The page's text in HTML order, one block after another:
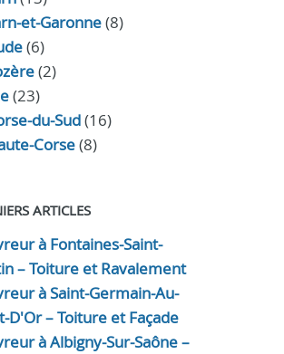
et-Garonne(8)
(6)
(2)
(23)
du-Sud(16)
Corse(8)
ARTICLES
à Fontaines-Saint-
– Toiture et Ravalement
à Saint-Germain-Au-
D'Or – Toiture et Façade
à Albigny-Sur-Saône –